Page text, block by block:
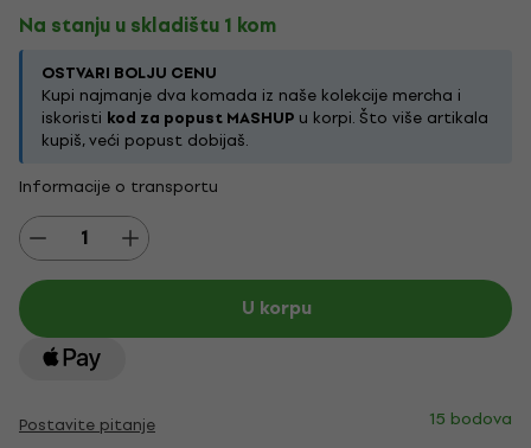
Na stanju u skladištu 1 kom
OSTVARI BOLJU CENU
Kupi najmanje dva komada iz naše kolekcije mercha i
iskoristi kod za popust MASHUP u korpi. Što više artikala
kupiš, veći popust dobijaš.
Informacije o transportu
U korpu
Postavite pitanje 15 bodova